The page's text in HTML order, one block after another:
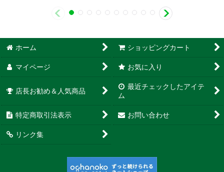
ホーム ショッピングカート
マイページ お気に入り
店長お勧め＆人気商品
最近チェックしたアイテ
ム
特定商取引法表示 お問い合わせ
リンク集